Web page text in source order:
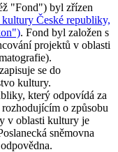
"Fond") byl zřízen
České republiky,
. Fond byl založen s
projektů v oblasti
se do
kultury.
který odpovídá za
o způsobu
v oblasti kultury je
sněmovna